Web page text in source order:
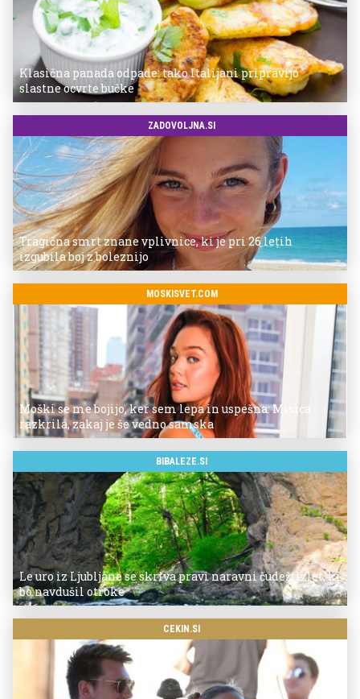
Klasična panada odpade: tako Italijani pripravijo
slastne ocvrte bučke
ZADOVOLJNA.SI
Tragična smrt znane vplivnice, ki je pri 26 letih
izgubila boj z boleznijo
MOSKISVET.COM
Moški se me bojijo, ker sem lepa in uspešna: Misica
razkrila, zakaj je še vedno samska
BIBALEZE.SI
Le uro iz Ljubljane se skriva pravi naravni čudež: izlet, ki
bo navdušil otroke
CEKIN.SI